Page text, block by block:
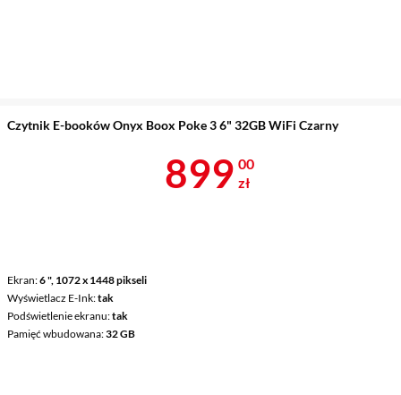
Czytnik E-booków Onyx Boox Poke 3 6" 32GB WiFi Czarny
Ekran 6 ", 1072 x 1448 pikseli
Wyświetlacz E-Ink tak
Podświetlenie ekranu tak
Pamięć wbudowana 32 GB
Cena 899 zł
899 00
zł